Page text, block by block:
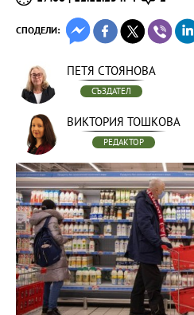
СПОДЕЛИ:
ПЕТЯ СТОЯНОВА
СЪЗДАТЕЛ
ВИКТОРИЯ ТОШКОВА
РЕДАКТОР